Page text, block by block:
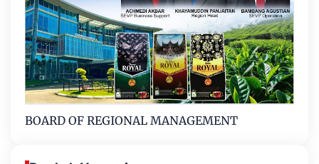
BOARD OF REGIONAL MANAGEMENT